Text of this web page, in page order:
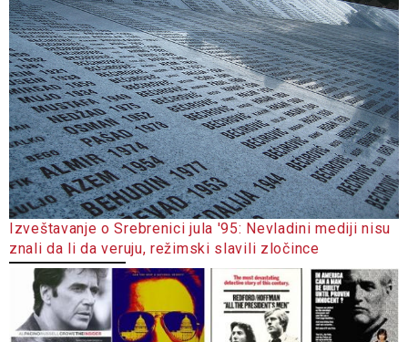
Izveštavanje o Srebrenici jula '95: Nevladini mediji nisu
znali da li da veruju, režimski slavili zločince